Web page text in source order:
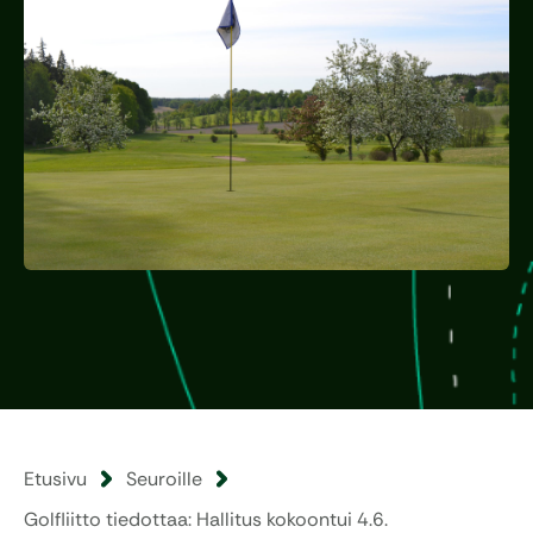
Etusivu
Seuroille
Golfliitto tiedottaa: Hallitus kokoontui 4.6.